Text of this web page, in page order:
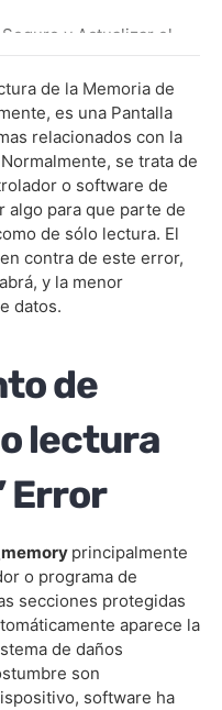
y Actualizar el
Memoria
de Pantalla
de la Memoria de
es una Pantalla
relacionados con la
se trata de
o software de
algo para que parte de
de sólo lectura. El
contra de este error,
y la menor
datos.
de
lectura
Error
principalmente
o programa de
secciones protegidas
aparece la
de daños
son
software ha